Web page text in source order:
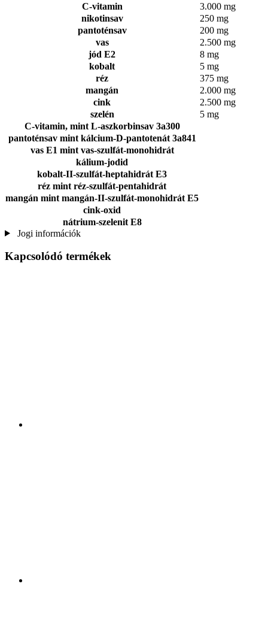
C-vitamin
3.000 mg
nikotinsav
250 mg
pantoténsav
200 mg
vas
2.500 mg
jód E2
8 mg
kobalt
5 mg
réz
375 mg
mangán
2.000 mg
cink
2.500 mg
szelén
5 mg
C-vitamin, mint L-aszkorbinsav 3a300
pantoténsav mint kálcium-D-pantotenát 3a841
vas E1 mint vas-szulfát-monohidrát
kálium-jodid
kobalt-II-szulfát-heptahidrát E3
réz mint réz-szulfát-pentahidrát
mangán mint mangán-II-szulfát-monohidrát E5
cink-oxid
nátrium-szelenit E8
Jogi információk
Kapcsolódó termékek